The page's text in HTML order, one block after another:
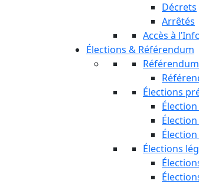
Décrets
Arrêtés
Accès à
Élections & Référendum
Référendum
Élections
Élections